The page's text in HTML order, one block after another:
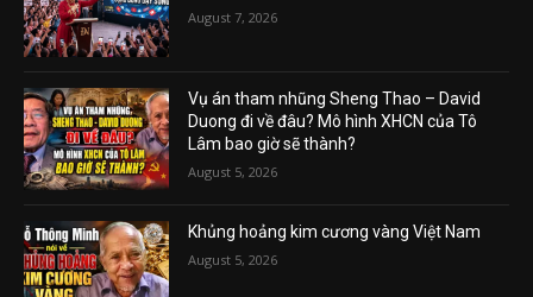
August 7, 2026
Vụ án tham nhũng Sheng Thao – David
Duong đi về đâu? Mô hình XHCN của Tô
Lâm bao giờ sẽ thành?
August 5, 2026
Khủng hoảng kim cương vàng Việt Nam
August 5, 2026